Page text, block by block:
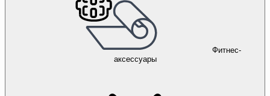
Фитнес-
аксессуары